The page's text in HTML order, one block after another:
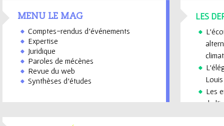
MENU LE MAG
Comptes-rendus d’événements
Expertise
Juridique
Paroles de mécènes
Revue du web
Synthèses d’études
LES
Les
de